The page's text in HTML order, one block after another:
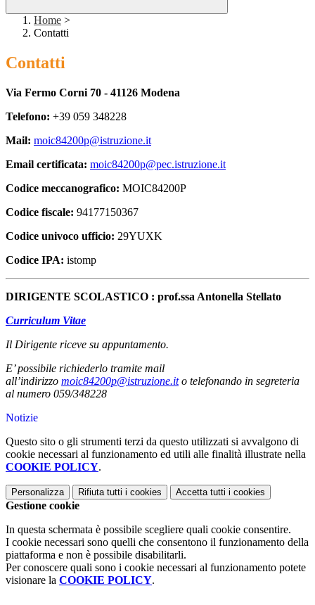
Home >
Contatti
Contatti
Via Fermo Corni 70 - 41126 Modena
Telefono: +39 059 348228
Mail: moic84200p@istruzione.it
Email certificata: moic84200p@pec.istruzione.it
Codice meccanografico: MOIC84200P
Codice fiscale: 94177150367
Codice univoco ufficio: 29YUXK
Codice IPA: istomp
DIRIGENTE SCOLASTICO : prof.ssa Antonella Stellato
Curriculum Vitae
Il Dirigente riceve su appuntamento.
E’ possibile richiederlo tramite mail
all’indirizzo moic84200p@istruzione.it o telefonando in segreteria
al numero 059/348228
Notizie
Questo sito o gli strumenti terzi da questo utilizzati si avvalgono di
cookie necessari al funzionamento ed utili alle finalità illustrate nella
COOKIE POLICY.
Personalizza Rifiuta tutti i cookies Accetta tutti i cookies
Gestione cookie
In questa schermata è possibile scegliere quali cookie consentire.
I cookie necessari sono quelli che consentono il funzionamento della
piattaforma e non è possibile disabilitarli.
Per conoscere quali sono i cookie necessari al funzionamento potete
visionare la COOKIE POLICY.